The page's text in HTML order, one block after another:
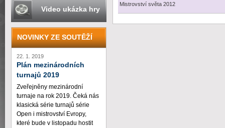
Mistrovství světa 2012
Video ukázka hry
NOVINKY ZE SOUTĚŽÍ
22. 1. 2019
Plán mezinárodních
turnajů 2019
Zveřejněny mezinárodní
turnaje na rok 2019. Čeká nás
klasická série turnajů série
Open i mistrovství Evropy,
které bude v listopadu hostit